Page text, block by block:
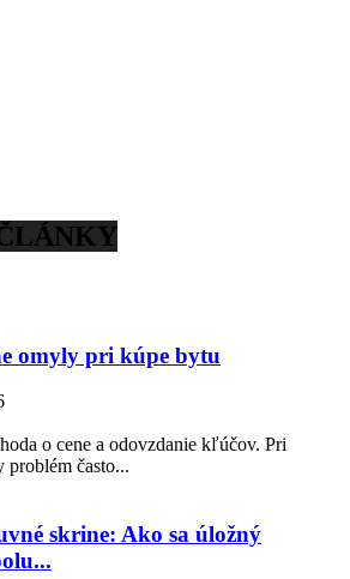
omyly pri kúpe bytu
o cene a odovzdanie kľúčov. Pri
problém často...
skrine: Ako sa úložný